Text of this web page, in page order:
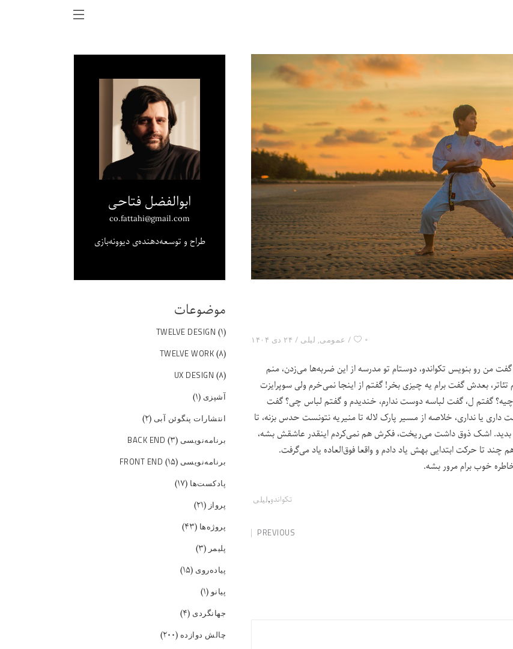
۲۴ دی ۱۴۰۴ عمومی, لیلی ۰
من رو بنویس تکواندو، دوستام تو مدرسه از این ضربه‌ها می‌زدن، منم
بعدش گفت برام یه چیزی بخر! گفتم از اینجا نمی‌خرم ولی سوپرایزت
گفتم ل، گفت لباسه دوست ندارم، خندیدم و گفتم لباس چی؟ گفت
یا نداری، خلاصه از مسیر پارک لاله تا منیریه نتونست حدس بزنه، تا
بدید. اشک ذوق داشت می‌ریخت، فکرش هم نمی‌کردم اینقدر عاشقش بشه،
تا حرکت ابتدایی بهش یاد دادم و واقعا فوق‌العاده یاد می‌گرفت.
خوب برام مرور بشه.
تکواندو,لیلی
PREVIOUS
ابوالفضل فتاحی
co.fattahi@gmail.com
طراح و توسعه‌دهنده‌ی دیوونه‌بازی
موضوعات
TWELVE DESIGN (۱)
TWELVE WORK (۸)
UX DESIGN (۸)
آشپزی (۱)
انتشارات پنگوئن آبی (۲)
برنامه‌نویسی BACK END (۳)
برنامه‌نویسی FRONT END (۱۵)
پادکست‌ها (۱۷)
پرواز(۲۱)
پروژه‌ها (۴۳)
پلیمر(۳)
پیاده‌روی (۱۵)
پیانو(۱)
جهانگردی (۴)
چالش دوازده (۲۰۰)